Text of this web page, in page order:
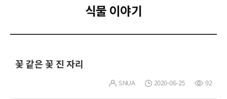
식물 이야기
꽃 같은 꽃 진 자리
SNUA 2020-06-25 92